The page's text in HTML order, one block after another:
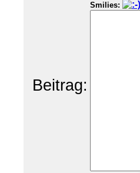
Beitrag:
Smilies: